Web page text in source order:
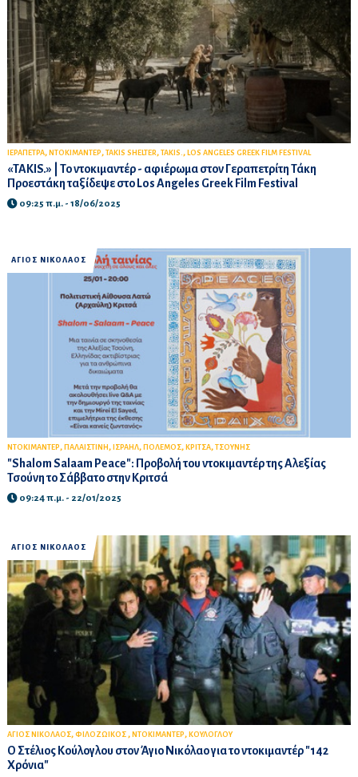
ΙΕΡΑΠΕΤΡΑ, ΝΤΟΚΙΜΑΝΤΕΡ, TAKIS SHELTER, TAKIS., LOS ANGELES GREEK FILM FESTIVAL
«TAKIS.» | Το ντοκιμαντέρ - αφιέρωμα στον Γεραπετρίτη Τάκη
Προεστάκη ταξίδεψε στο Los Angeles Greek Film Festival
09:25 π.μ. - 18/06/2025
ΑΓΙΟΣ ΝΙΚΟΛΑΟΣ
ΝΤΟΚΙΜΑΝΤΕΡ, ΠΑΛΑΙΣΤΙΝΗ , ΙΣΡΑΗΛ, ΠΟΛΕΜΟΣ, ΚΡΙΤΣΑ, ΤΣΟΥΝΗΣ
"Shalom Salaam Peace": Προβολή του ντοκιμαντέρ της Αλεξίας
Τσούνη το Σάββατο στην Κριτσά
09:24 π.μ. - 22/01/2025
ΑΓΙΟΣ ΝΙΚΟΛΑΟΣ
ΑΓΙΟΣ ΝΙΚΟΛΑΟΣ, ΦΙΛΟΖΩΙΚΟΣ , ΝΤΟΚΙΜΑΝΤΕΡ, ΚΟΥΛΟΓΛΟΥ
Ο Στέλιος Κούλογλου στον Άγιο Νικόλαο για το ντοκιμαντέρ "142
Χρόνια"